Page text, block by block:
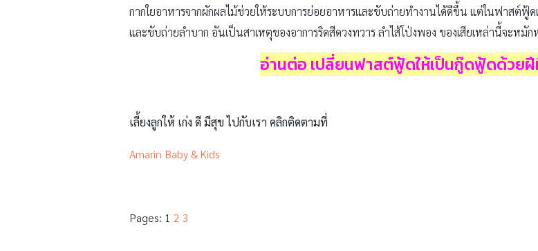
กากใยอาหารจากผักผลไม้ช่วยให้ระบบการย่อยอาหารและขับถ่ายทำงานได้ดีขึ้น แต่ในฟาสต์ฟู้
และขับถ่ายลำบาก อันเป็นสาเหตุของอาการริดสีดวงทวาร ลำไส้โป่งพอง ของเสียเหล่านี้จะหมัก
อ่านต่อ เปลี่ยนฟาสต์ฟู้ดให้เป็นกู๊ดฟู้ดด้วย
เลี้ยงลูกให้ เก่ง ดี มีสุข ไปกับเรา คลิกติดตามที่
Amarin Baby & Kids
Pages: 1 2 3